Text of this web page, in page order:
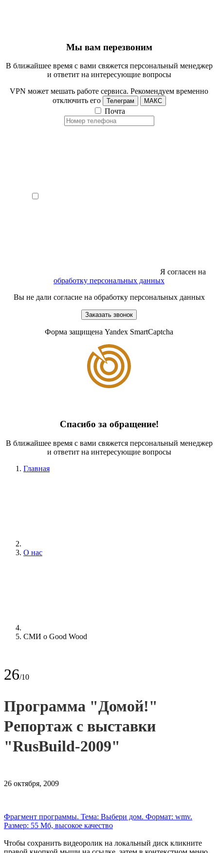
Мы вам перезвоним
В ближайшее время с вами свяжется персональный менеджер
и ответит на интересующие вопросы
VPN может мешать работе сервиса. Рекомендуем временно
отключить его
Телеграм МАКС
Почта
Я согласен на
обработку персональных данных
Вы не дали согласие на обработку персональных данных
Заказать звонок
Форма защищена Yandex SmartCaptcha
Спасибо за обращение!
В ближайшее время с вами свяжется персональный менеджер
и ответит на интересующие вопросы
Главная
О нас
СМИ о Good Wood
26/10
Программа "Домой!"
Репортаж с выставки
"RusBuild-2009"
26 октября, 2009
Фрагмент программы. Тема: Выбери дом. Формат: wmv.
Размер: 55 Мб, высокое качество
Чтобы сохранить видеоролик на локальный диск кликните